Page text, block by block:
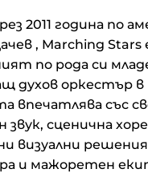
2011 година по
, Marching Stars
по рода си
духов оркестър в
впечатлява със
звук, сценична
визуални
и мажоретен